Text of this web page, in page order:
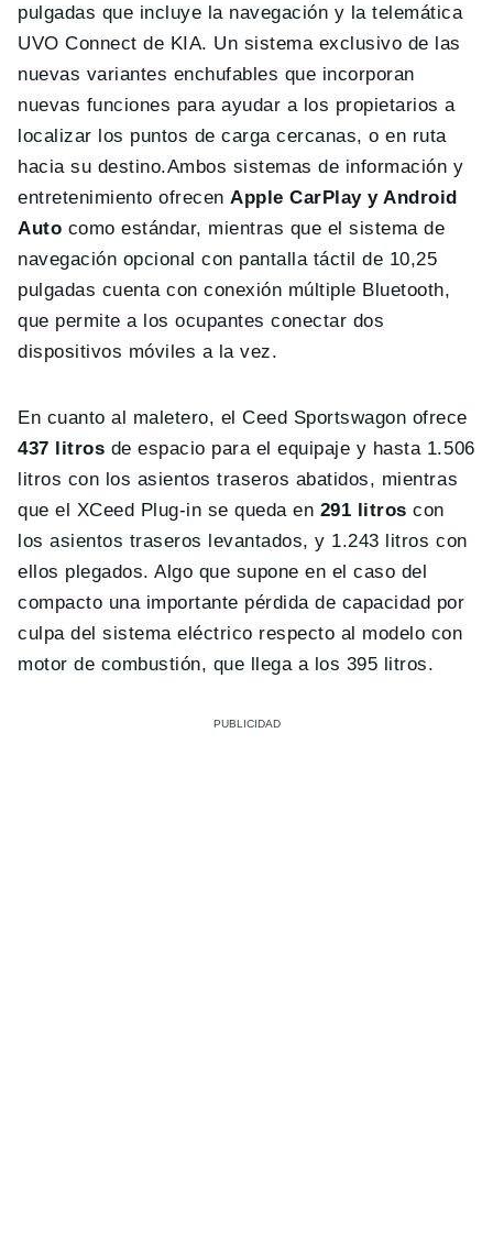
pulgadas que incluye la navegación y la telemática
UVO Connect de KIA. Un sistema exclusivo de las
nuevas variantes enchufables que incorporan
nuevas funciones para ayudar a los propietarios a
localizar los puntos de carga cercanas, o en ruta
hacia su destino.Ambos sistemas de información y
entretenimiento ofrecenApple CarPlay y Android
Auto como estándar, mientras que el sistema de
navegación opcional con pantalla táctil de 10,25
pulgadas cuenta con conexión múltiple Bluetooth,
que permite a los ocupantes conectar dos
dispositivos móviles a la vez.
En cuanto al maletero, el Ceed Sportswagon ofrece
437 litros de espacio para el equipaje y hasta 1.506
litros con los asientos traseros abatidos, mientras
que el XCeed Plug-in se queda en 291 litros con
los asientos traseros levantados, y 1.243 litros con
ellos plegados. Algo que supone en el caso del
compacto una importante pérdida de capacidad por
culpa del sistema eléctrico respecto al modelo con
motor de combustión, que llega a los 395 litros.